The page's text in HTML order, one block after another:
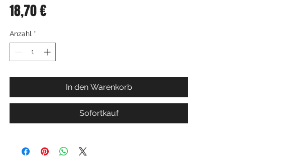
18,70 €Preis
Anzahl *
In den Warenkorb
Sofortkauf